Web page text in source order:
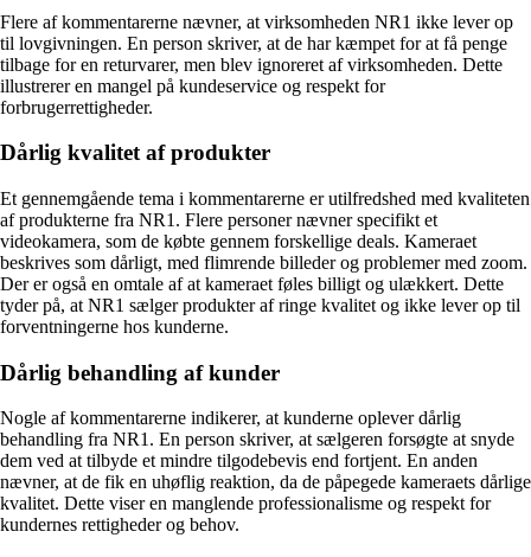
Flere af kommentarerne nævner, at virksomheden NR1 ikke lever op
til lovgivningen. En person skriver, at de har kæmpet for at få penge
tilbage for en returvarer, men blev ignoreret af virksomheden. Dette
illustrerer en mangel på kundeservice og respekt for
forbrugerrettigheder.
Dårlig kvalitet af produkter
Et gennemgående tema i kommentarerne er utilfredshed med kvaliteten
af produkterne fra NR1. Flere personer nævner specifikt et
videokamera, som de købte gennem forskellige deals. Kameraet
beskrives som dårligt, med flimrende billeder og problemer med zoom.
Der er også en omtale af at kameraet føles billigt og ulækkert. Dette
tyder på, at NR1 sælger produkter af ringe kvalitet og ikke lever op til
forventningerne hos kunderne.
Dårlig behandling af kunder
Nogle af kommentarerne indikerer, at kunderne oplever dårlig
behandling fra NR1. En person skriver, at sælgeren forsøgte at snyde
dem ved at tilbyde et mindre tilgodebevis end fortjent. En anden
nævner, at de fik en uhøflig reaktion, da de påpegede kameraets dårlige
kvalitet. Dette viser en manglende professionalisme og respekt for
kundernes rettigheder og behov.